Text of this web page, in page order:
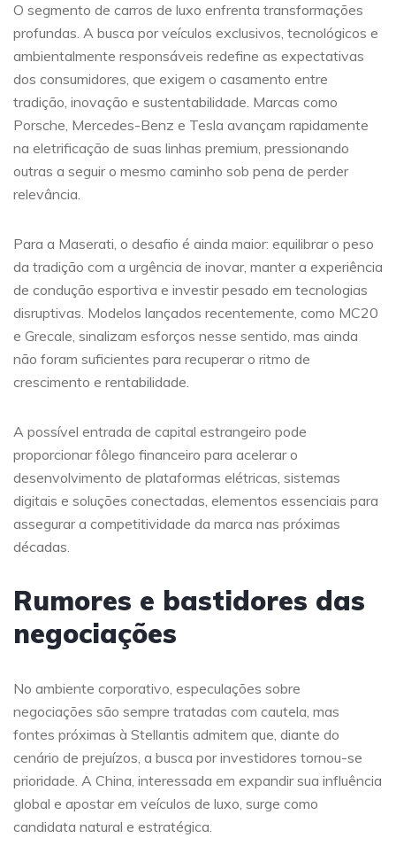
O segmento de carros de luxo enfrenta transformações
profundas. A busca por veículos exclusivos, tecnológicos e
ambientalmente responsáveis redefine as expectativas
dos consumidores, que exigem o casamento entre
tradição, inovação e sustentabilidade. Marcas como
Porsche, Mercedes-Benz e Tesla avançam rapidamente
na eletrificação de suas linhas premium, pressionando
outras a seguir o mesmo caminho sob pena de perder
relevância.
Para a Maserati, o desafio é ainda maior: equilibrar o peso
da tradição com a urgência de inovar, manter a experiência
de condução esportiva e investir pesado em tecnologias
disruptivas. Modelos lançados recentemente, como MC20
e Grecale, sinalizam esforços nesse sentido, mas ainda
não foram suficientes para recuperar o ritmo de
crescimento e rentabilidade.
A possível entrada de capital estrangeiro pode
proporcionar fôlego financeiro para acelerar o
desenvolvimento de plataformas elétricas, sistemas
digitais e soluções conectadas, elementos essenciais para
assegurar a competitividade da marca nas próximas
décadas.
Rumores e bastidores das
negociações
No ambiente corporativo, especulações sobre
negociações são sempre tratadas com cautela, mas
fontes próximas à Stellantis admitem que, diante do
cenário de prejuízos, a busca por investidores tornou-se
prioridade. A China, interessada em expandir sua influência
global e apostar em veículos de luxo, surge como
candidata natural e estratégica.